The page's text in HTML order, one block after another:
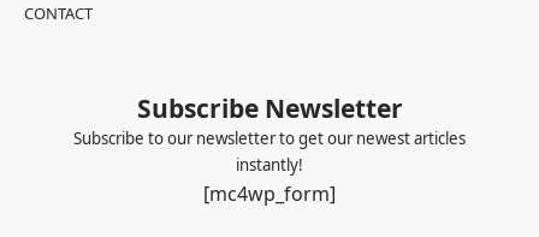
CONTACT
Subscribe Newsletter
Subscribe to our newsletter to get our newest articles
instantly!
[mc4wp_form]